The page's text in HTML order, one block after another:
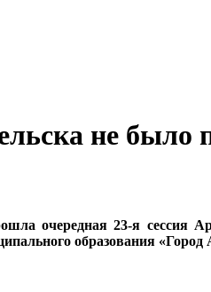
не было
очередная 23-я сессия
образования «Город